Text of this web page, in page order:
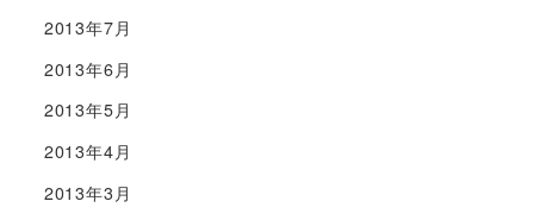
2013年7月
2013年6月
2013年5月
2013年4月
2013年3月